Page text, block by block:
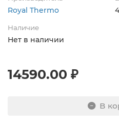
Royal Thermo
Наличие
Нет в наличии
14590.00 ₽
В